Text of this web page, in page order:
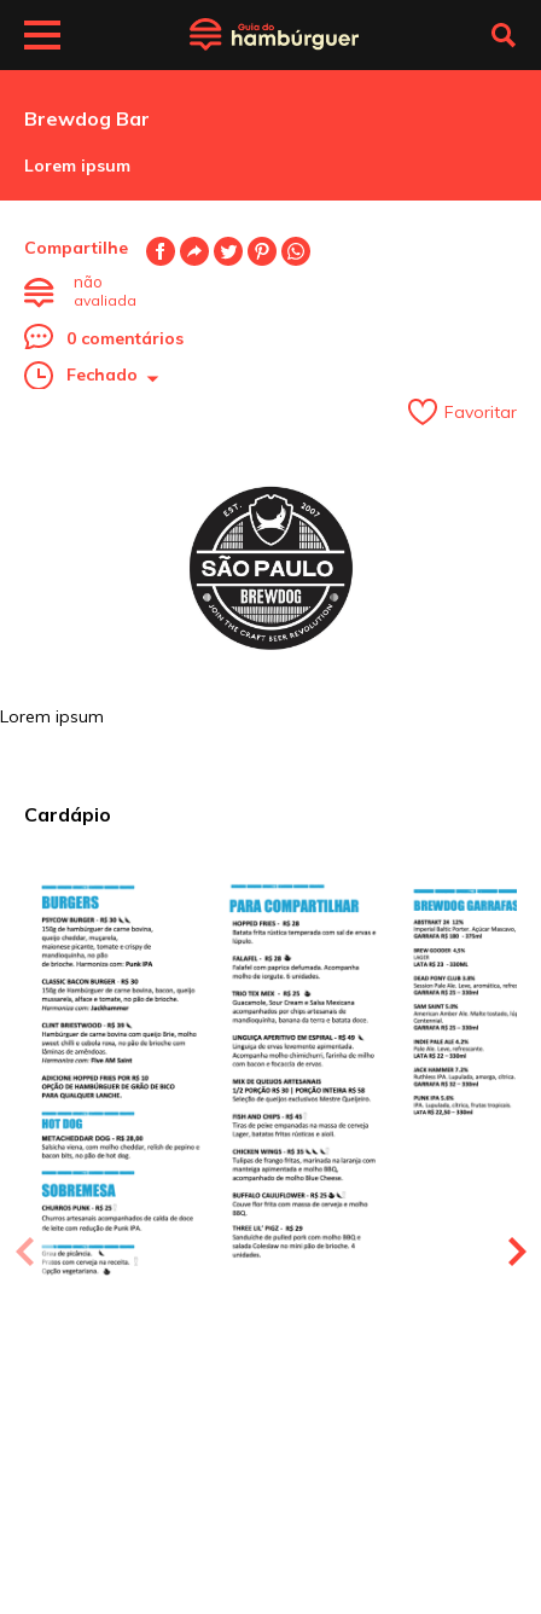
Brewdog Bar
Lorem ipsum
Compartilhe
não
avaliada
0 comentários
Fechado
Favoritar
Lorem ipsum
Cardápio